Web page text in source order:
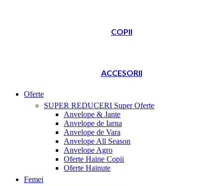
COPII
ACCESORII
Oferte
SUPER REDUCERI Super Oferte
Anvelope & Jante
Anvelope de Iarna
Anvelope de Vara
Anvelope All Season
Anvelope Agro
Oferte Haine Copii
Oferte Hainute
Femei